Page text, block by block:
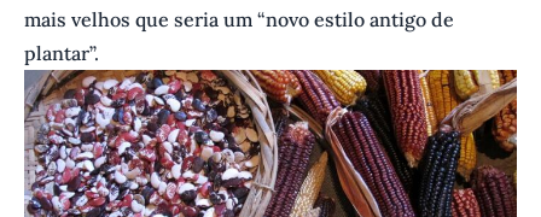
mais velhos que seria um “novo estilo antigo de
plantar”.